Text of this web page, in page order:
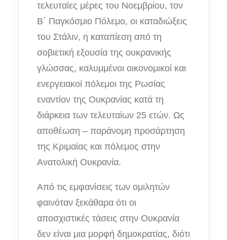
τελευταίες μέρες του Νοεμβρίου, τον
Β΄ Παγκόσμιο Πόλεμο, οι καταδιώξεις
του Στάλιν, η καταπίεση από τη
σοβιετική εξουσία της ουκρανικής
γλώσσας, καλυμμένοι οικονομικοί και
ενεργειακοί πόλεμοι της Ρωσίας
εναντίον της Ουκρανίας κατά τη
διάρκεια των τελευταίων 25 ετών. Ως
αποθέωση – παράνομη προσάρτηση
της Κριμαίας και πόλεμος στην
Ανατολική Ουκρανία.
Από τις εμφανίσεις των ομιλητών
φαινόταν ξεκάθαρα ότι οι
αποσχιστικές τάσεις στην Ουκρανία
δεν είναι μια μορφή δημοκρατίας, διότι